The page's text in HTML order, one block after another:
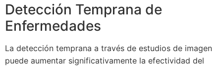
Detección Temprana de
Enfermedades
La detección temprana a través de estudios de imagen
puede aumentar significativamente la efectividad del